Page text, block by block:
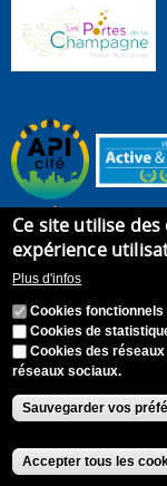
Accueil Plan du site
Appel à candidature
Accessibilité : Non
Ce site utilise
expérience
Plus d'infos
Cookies
Cookies de
Cookies des
réseaux sociaux.
Sauvegarder vos
Accepter tous les